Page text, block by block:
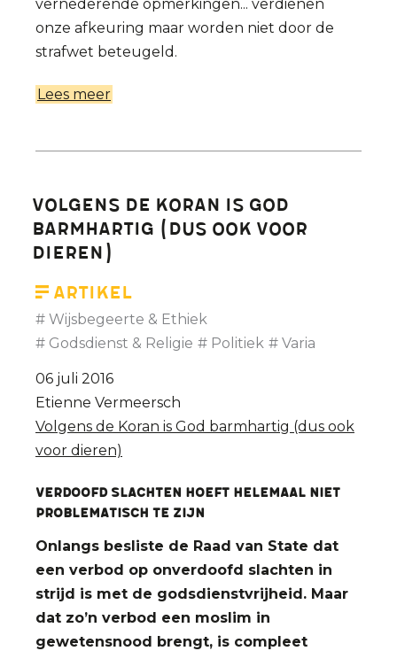
vernederende opmerkingen... verdienen
onze afkeuring maar worden niet door de
strafwet beteugeld.
Lees meer
heeft
haar
Volgens de Koran is God
barmhartig (dus ook voor
dieren)
Artikel
Wijsbegeerte & Ethiek
Godsdienst & Religie
Politiek Varia
06 juli 2016
Etienne Vermeersch
Volgens de Koran is God barmhartig (dus ook
voor dieren)
VERDOOFD SLACHTEN HOEFT HELEMAAL NIET
PROBLEMATISCH TE ZIJN
Onlangs besliste de Raad van State dat
een verbod op onverdoofd slachten in
strijd is met de godsdienstvrijheid. Maar
dat zo’n verbod een moslim in
gewetensnood brengt, is compleet